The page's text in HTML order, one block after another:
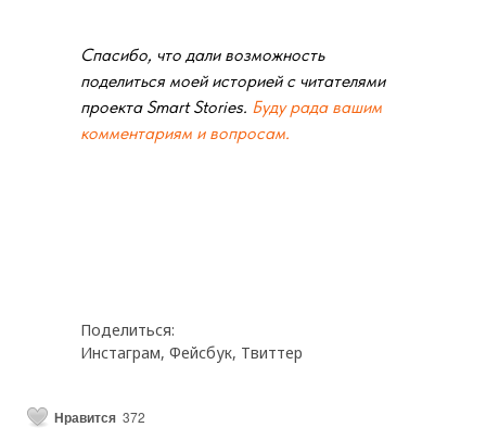
Спасибо, что дали возможность
поделиться моей историей с читателями
проекта Smart Stories. Буду рада вашим
комментариям и вопросам.
Поделиться:
Инстаграм, Фейсбук, Твиттер
Нравится 372